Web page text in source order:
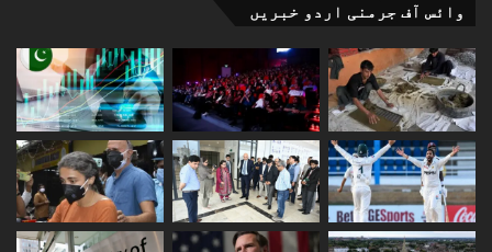
وائس آف جرمنی اردو خبریں